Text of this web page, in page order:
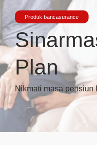
Produk bancasurance
Plan
Nikmati masa pensiun